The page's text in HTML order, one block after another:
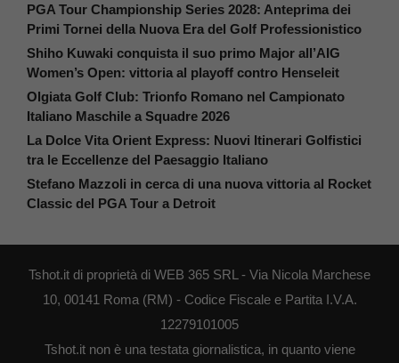
PGA Tour Championship Series 2028: Anteprima dei
Primi Tornei della Nuova Era del Golf Professionistico
Shiho Kuwaki conquista il suo primo Major all’AIG
Women’s Open: vittoria al playoff contro Henseleit
Olgiata Golf Club: Trionfo Romano nel Campionato
Italiano Maschile a Squadre 2026
La Dolce Vita Orient Express: Nuovi Itinerari Golfistici
tra le Eccellenze del Paesaggio Italiano
Stefano Mazzoli in cerca di una nuova vittoria al Rocket
Classic del PGA Tour a Detroit
Tshot.it di proprietà di WEB 365 SRL - Via Nicola Marchese
10, 00141 Roma (RM) - Codice Fiscale e Partita I.V.A.
12279101005
Tshot.it non è una testata giornalistica, in quanto viene